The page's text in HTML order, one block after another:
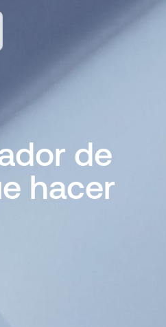
de
hacer